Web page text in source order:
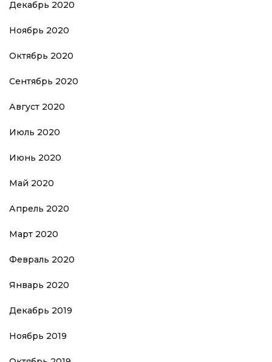
Декабрь 2020
Ноябрь 2020
Октябрь 2020
Сентябрь 2020
Август 2020
Июль 2020
Июнь 2020
Май 2020
Апрель 2020
Март 2020
Февраль 2020
Январь 2020
Декабрь 2019
Ноябрь 2019